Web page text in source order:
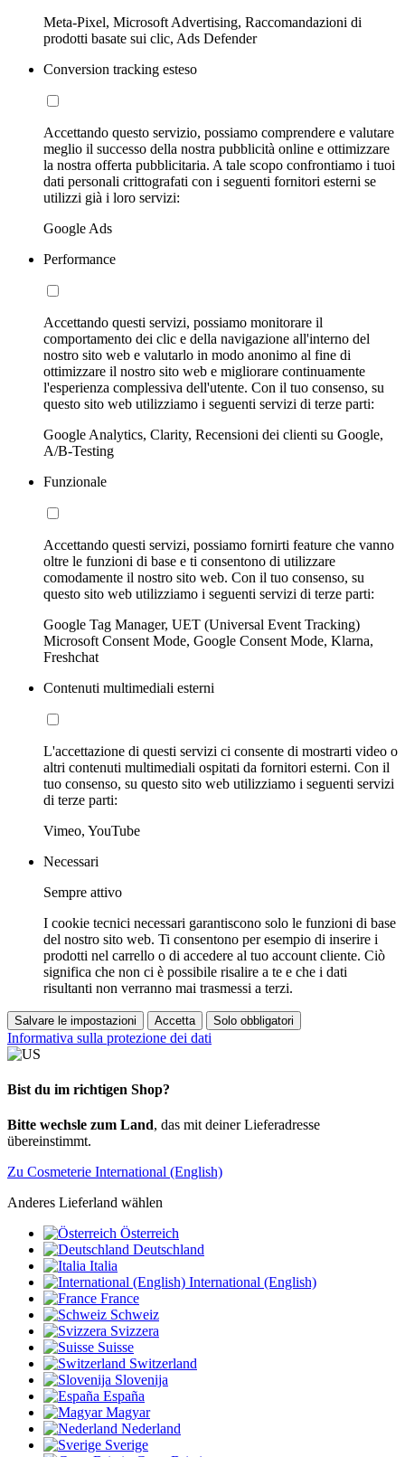
Meta-Pixel, Microsoft Advertising, Raccomandazioni di
prodotti basate sui clic, Ads Defender
Conversion tracking esteso
Accettando questo servizio, possiamo comprendere e valutare
meglio il successo della nostra pubblicità online e ottimizzare
la nostra offerta pubblicitaria. A tale scopo confrontiamo i tuoi
dati personali crittografati con i seguenti fornitori esterni se
utilizzi già i loro servizi:
Google Ads
Performance
Accettando questi servizi, possiamo monitorare il
comportamento dei clic e della navigazione all'interno del
nostro sito web e valutarlo in modo anonimo al fine di
ottimizzare il nostro sito web e migliorare continuamente
l'esperienza complessiva dell'utente. Con il tuo consenso, su
questo sito web utilizziamo i seguenti servizi di terze parti:
Google Analytics, Clarity, Recensioni dei clienti su Google,
A/B-Testing
Funzionale
Accettando questi servizi, possiamo fornirti feature che vanno
oltre le funzioni di base e ti consentono di utilizzare
comodamente il nostro sito web. Con il tuo consenso, su
questo sito web utilizziamo i seguenti servizi di terze parti:
Google Tag Manager, UET (Universal Event Tracking)
Microsoft Consent Mode, Google Consent Mode, Klarna,
Freshchat
Contenuti multimediali esterni
L'accettazione di questi servizi ci consente di mostrarti video o
altri contenuti multimediali ospitati da fornitori esterni. Con il
tuo consenso, su questo sito web utilizziamo i seguenti servizi
di terze parti:
Vimeo, YouTube
Necessari
Sempre attivo
I cookie tecnici necessari garantiscono solo le funzioni di base
del nostro sito web. Ti consentono per esempio di inserire i
prodotti nel carrello o di accedere al tuo account cliente. Ciò
significa che non ci è possibile risalire a te e che i dati
risultanti non verranno mai trasmessi a terzi.
Salvare le impostazioni Accetta Solo obbligatori
Informativa sulla protezione dei dati
Bist du im richtigen Shop?
Bitte wechsle zum Land, das mit deiner Lieferadresse
übereinstimmt.
Zu Cosmeterie International (English)
Anderes Lieferland wählen
Österreich
Deutschland
Italia
International (English)
France
Schweiz
Svizzera
Suisse
Switzerland
Slovenija
España
Magyar
Nederland
Sverige